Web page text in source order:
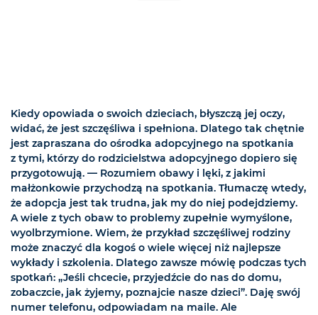
Kiedy opowiada o swoich dzieciach, błyszczą jej oczy,
widać, że jest szczęśliwa i spełniona. Dlatego tak chętnie
jest zapraszana do ośrodka adopcyjnego na spotkania
z tymi, którzy do rodzicielstwa adopcyjnego dopiero się
przygotowują. — Rozumiem obawy i lęki, z jakimi
małżonkowie przychodzą na spotkania. Tłumaczę wtedy,
że adopcja jest tak trudna, jak my do niej podejdziemy.
A wiele z tych obaw to problemy zupełnie wymyślone,
wyolbrzymione. Wiem, że przykład szczęśliwej rodziny
może znaczyć dla kogoś o wiele więcej niż najlepsze
wykłady i szkolenia. Dlatego zawsze mówię podczas tych
spotkań: „Jeśli chcecie, przyjedźcie do nas do domu,
zobaczcie, jak żyjemy, poznajcie nasze dzieci”. Daję swój
numer telefonu, odpowiadam na maile. Ale